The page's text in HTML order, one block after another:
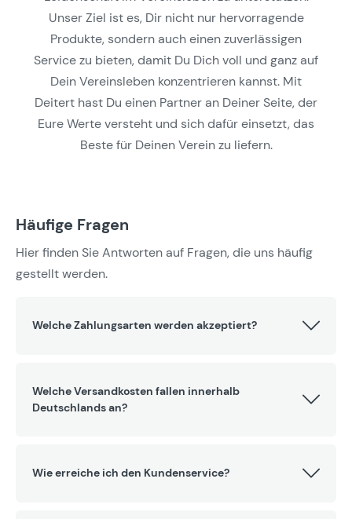
Unser Ziel ist es, Dir nicht nur hervorragende
Produkte, sondern auch einen zuverlässigen
Service zu bieten, damit Du Dich voll und ganz auf
Dein Vereinsleben konzentrieren kannst. Mit
Deitert hast Du einen Partner an Deiner Seite, der
Eure Werte versteht und sich dafür einsetzt, das
Beste für Deinen Verein zu liefern.
Häufige Fragen
Hier finden Sie Antworten auf Fragen, die uns häufig
gestellt werden.
Welche Zahlungsarten werden akzeptiert?
Welche Versandkosten fallen innerhalb
Deutschlands an?
Wie erreiche ich den Kundenservice?